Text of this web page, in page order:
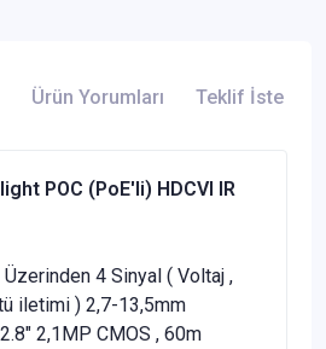
Ürün Yorumları Teklif İste
POC (PoE'li) HDCVI IR
4 Sinyal ( Voltaj ,
iletimi ) 2,7-13,5mm
2,1MP CMOS , 60m